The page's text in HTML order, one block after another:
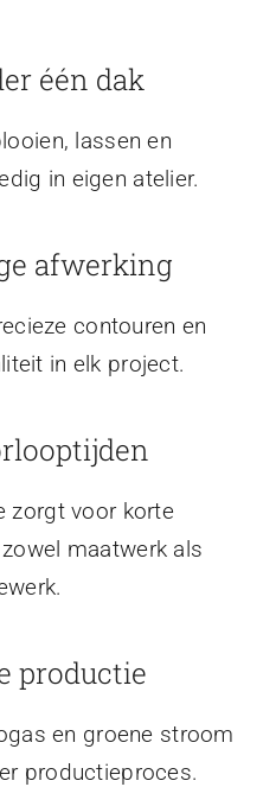
één dak
lassen en
in eigen atelier.
afwerking
contouren en
in elk project.
zorgt voor korte
maatwerk als
productie
en groene stroom
productieproces.